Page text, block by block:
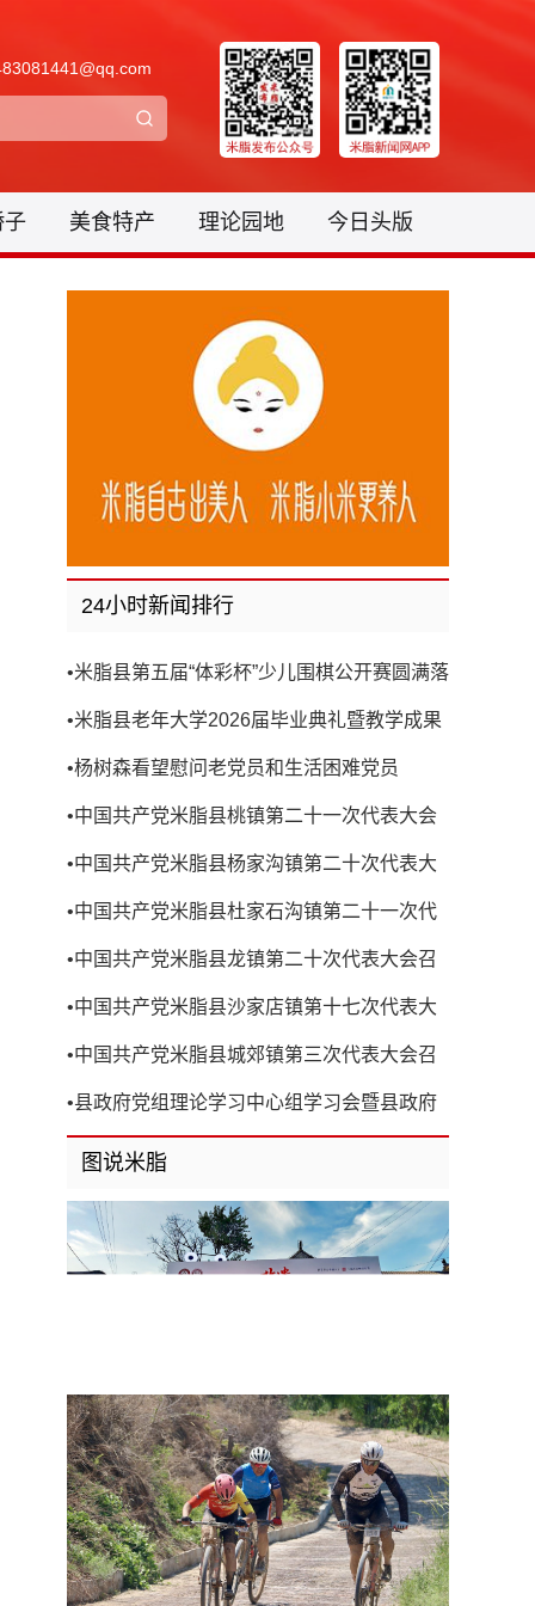
子 美食特产 理论园地 今日头版
24小时新闻排行
•米脂县第五届“体彩杯”少儿围棋公开赛圆满落
•米脂县老年大学2026届毕业典礼暨教学成果
•杨树森看望慰问老党员和生活困难党员
•中国共产党米脂县桃镇第二十一次代表大会
•中国共产党米脂县杨家沟镇第二十次代表大
•中国共产党米脂县杜家石沟镇第二十一次代
•中国共产党米脂县龙镇第二十次代表大会召
•中国共产党米脂县沙家店镇第十七次代表大
•中国共产党米脂县城郊镇第三次代表大会召
•县政府党组理论学习中心组学习会暨县政府
第8次党组（扩大）会议召开
图说米脂